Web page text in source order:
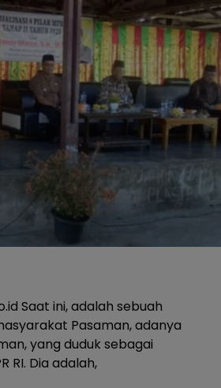
Saat ini, adalah sebuah
Pasaman, adanya
yang duduk sebagai
RI. Dia adalah,